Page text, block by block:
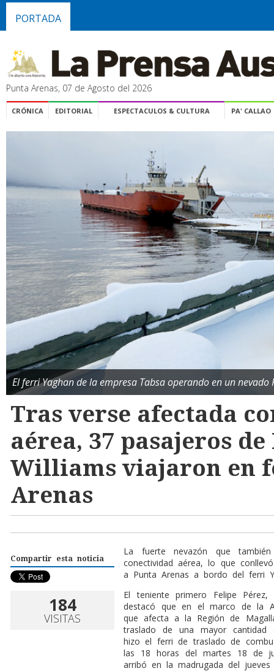
PORTADA
Punta Arenas, 07 de Agosto del 2026
CRÓNICA EDITORIAL ESPECTACULOS & CULTURA PA' CALLAO
El ferri Yaghan de la empresa Tabsa operando en un nevado
Tras verse afectada
aérea, 37 pasajeros
Williams viajaron en
Arenas
Compartir esta noticia
184
VISITAS
La fuerte nevazón que
conectividad aérea, lo que
a Punta Arenas a bordo del ferri
El teniente primero Felipe
destacó que en el marco de la
que afecta a la Región de
traslado de una mayor
hizo el ferri de traslado de
las 18 horas del martes 18 de
arribó en la madrugada del